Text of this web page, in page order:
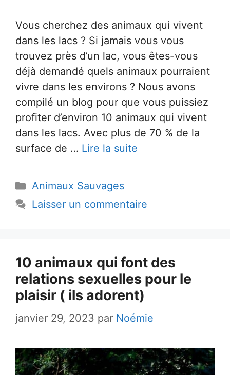
Vous cherchez des animaux qui vivent
dans les lacs ? Si jamais vous vous
trouvez près d’un lac, vous êtes-vous
déjà demandé quels animaux pourraient
vivre dans les environs ? Nous avons
compilé un blog pour que vous puissiez
profiter d’environ 10 animaux qui vivent
dans les lacs. Avec plus de 70 % de la
surface de … Lire la suite
Catégories
Animaux Sauvages
Laisser un commentaire
10 animaux qui font des
relations sexuelles pour le
plaisir ( ils adorent)
janvier 29, 2023 par Noémie